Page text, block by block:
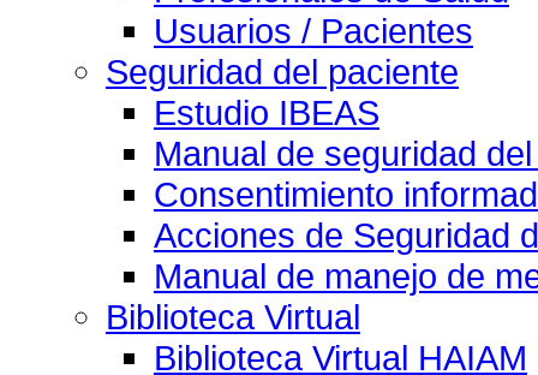
Usuarios / Pacientes
Seguridad del paciente
Estudio IBEAS
Manual de seguridad
Consentimiento
Acciones de Seguridad
Manual de manejo de
Biblioteca Virtual
Biblioteca Virtual HAIAM